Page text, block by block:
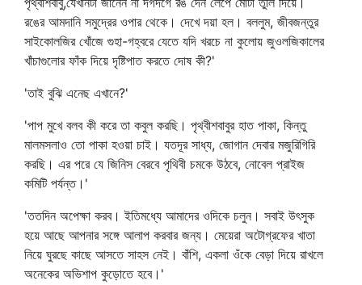
রঙের আমদানি সমুদ্রের ওপার থেকে। দেখে দয়া হল। বললুম, জীবজন্তুর
সাইকোলজির খোঁজে গুহা-গহ্বরে যেতে যদি খরচে না কুলোয় জুওলজিকালের
খাঁচাগুলোর ফাঁক দিয়ে দৃষ্টিপাত করতে দোষ কী?'
'তাই বুঝি এনেছ এখানে?'
'পাপ মুখে বলব কী করে তা কবুল করছি। পৃথ্বীশবাবুর হাত পাকা, কিন্তু
মালমসলাও তো পাকা হওয়া চাই। যতদূর সাধ্য, জোগান দেবার মজুরিগিরি
করছি। এর পরে যে জিনিস বেরবে পৃথিবী চমকে উঠবে, নোবেল প্রাইজ
কমিটি পর্যন্ত।'
'ততদিন অপেক্ষা করব। ইতিমধ্যে আমাদের ওদিকে চলুন। সবাই উৎসুক
হয়ে আছে আপনার সঙ্গে আলাপ করবার জন্য। মেয়েরা অটোগ্রফের খাতা
নিয়ে ঘুরছে কাছে আসতে সাহস নেই। বাঁশি, একলা ওঁকে বেড়া দিয়ে রাখলে
অনেকের অভিশাপ কুড়োতে হবে।'